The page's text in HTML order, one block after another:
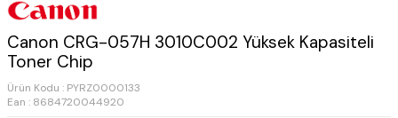
Canon CRG-057H 3010C002 Yüksek Kapasiteli
Toner Chip
Ürün Kodu : PYRZ0000133
Ean : 8684720044920